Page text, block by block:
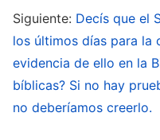
hombre se
hombre entendiera la
la vida, el camino de
cambio de su
hombre actuara de
Siguiente: Decís que el
los últimos días para la
evidencia de ello en la
bíblicas? Si no hay
no deberíamos creerlo.